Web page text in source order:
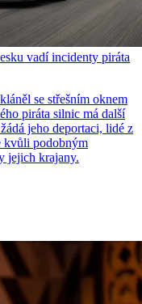
vadí incidenty piráta
se střešním oknem
piráta silnic má další
jeho deportaci, lidé z
kvůli podobným
jejich krajany.